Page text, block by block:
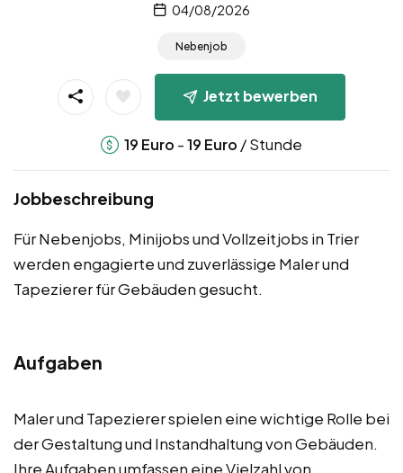
04/08/2026
Nebenjob
Jetzt bewerben
19 Euro -19 Euro / Stunde
Jobbeschreibung
Für Nebenjobs, Minijobs und Vollzeitjobs in Trier
werden engagierte und zuverlässige Maler und
Tapezierer für Gebäuden gesucht.
Aufgaben
Maler und Tapezierer spielen eine wichtige Rolle bei
der Gestaltung und Instandhaltung von Gebäuden.
Ihre Aufgaben umfassen eine Vielzahl von